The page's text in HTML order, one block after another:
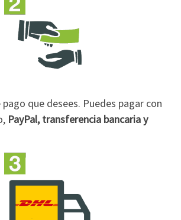
que desees. Puedes pagar con
PayPal, transferencia bancaria y